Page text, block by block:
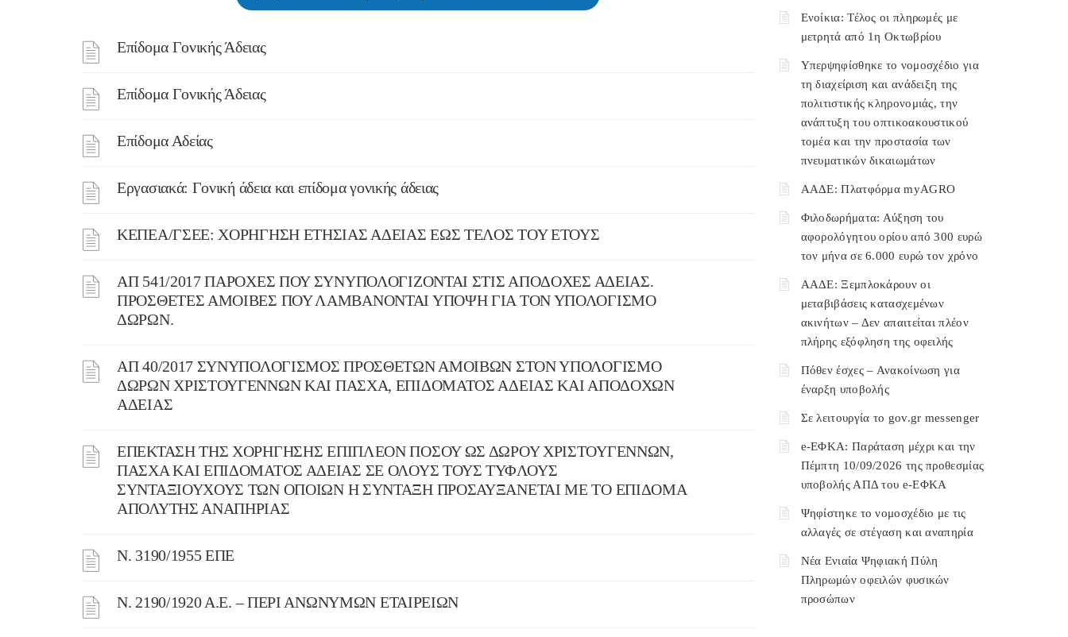
Επίδομα Γονικής Άδειας
Επίδομα Γονικής Άδειας
Επίδομα Αδείας
Εργασιακά: Γονική άδεια και επίδομα γονικής άδειας
ΚΕΠΕΑ/ΓΣΕΕ: ΧΟΡΗΓΗΣΗ ΕΤΗΣΙΑΣ ΑΔΕΙΑΣ ΕΩΣ ΤΕΛΟΣ ΤΟΥ ΕΤΟΥΣ
ΑΠ 541/2017 ΠΑΡΟΧΕΣ ΠΟΥ ΣΥΝΥΠΟΛΟΓΙΖΟΝΤΑΙ ΣΤΙΣ ΑΠΟΔΟΧΕΣ ΑΔΕΙΑΣ.
ΠΡΟΣΘΕΤΕΣ ΑΜΟΙΒΕΣ ΠΟΥ ΛΑΜΒΑΝΟΝΤΑΙ ΥΠΟΨΗ ΓΙΑ ΤΟΝ ΥΠΟΛΟΓΙΣΜΟ
ΔΩΡΩΝ.
ΑΠ 40/2017 ΣΥΝΥΠΟΛΟΓΙΣΜΟΣ ΠΡΟΣΘΕΤΩΝ ΑΜΟΙΒΩΝ ΣΤΟΝ ΥΠΟΛΟΓΙΣΜΟ
ΔΩΡΩΝ ΧΡΙΣΤΟΥΓΕΝΝΩΝ ΚΑΙ ΠΑΣΧΑ, ΕΠΙΔΟΜΑΤΟΣ ΑΔΕΙΑΣ ΚΑΙ ΑΠΟΔΟΧΩΝ
ΑΔΕΙΑΣ
ΕΠΕΚΤΑΣΗ ΤΗΣ ΧΟΡΗΓΗΣΗΣ ΕΠΙΠΛΕΟΝ ΠΟΣΟΥ ΩΣ ΔΩΡΟΥ ΧΡΙΣΤΟΥΓΕΝΝΩΝ,
ΠΑΣΧΑ ΚΑΙ ΕΠΙΔΟΜΑΤΟΣ ΑΔΕΙΑΣ ΣΕ ΟΛΟΥΣ ΤΟΥΣ ΤΥΦΛΟΥΣ
ΣΥΝΤΑΞΙΟΥΧΟΥΣ ΤΩΝ ΟΠΟΙΩΝ Η ΣΥΝΤΑΞΗ ΠΡΟΣΑΥΞΑΝΕΤΑΙ ΜΕ ΤΟ ΕΠΙΔΟΜΑ
ΑΠΟΛΥΤΗΣ ΑΝΑΠΗΡΙΑΣ
Ν. 3190/1955 ΕΠΕ
Ν. 2190/1920 Α.Ε. – ΠΕΡΙ ΑΝΩΝΥΜΩΝ ΕΤΑΙΡΕΙΩΝ
Ενοίκια: Τέλος οι πληρωμές με
μετρητά από 1η Οκτωβρίου
Υπερψηφίσθηκε το νομοσχέδιο για
τη διαχείριση και ανάδειξη της
πολιτιστικής κληρονομιάς, την
ανάπτυξη του οπτικοακουστικού
τομέα και την προστασία των
πνευματικών δικαιωμάτων
ΑΑΔΕ: Πλατφόρμα myAGRO
Φιλοδωρήματα: Αύξηση του
αφορολόγητου ορίου από 300 ευρώ
τον μήνα σε 6.000 ευρώ τον χρόνο
ΑΑΔΕ: Ξεμπλοκάρουν οι
μεταβιβάσεις κατασχεμένων
ακινήτων – Δεν απαιτείται πλέον
πλήρης εξόφληση της οφειλής
Πόθεν έσχες – Ανακοίνωση για
έναρξη υποβολής
Σε λειτουργία το gov.gr messenger
e-ΕΦΚΑ: Παράταση μέχρι και την
Πέμπτη 10/09/2026 της προθεσμίας
υποβολής ΑΠΔ του e-ΕΦΚΑ
Ψηφίστηκε το νομοσχέδιο με τις
αλλαγές σε στέγαση και αναπηρία
Νέα Ενιαία Ψηφιακή Πύλη
Πληρωμών οφειλών φυσικών
προσώπων